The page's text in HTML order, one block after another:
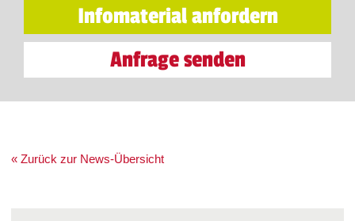
Infomaterial anfordern
Anfrage senden
« Zurück zur News-Übersicht